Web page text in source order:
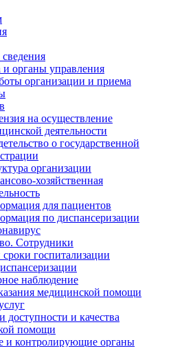
и органы управления
организации и приема
на осуществление
деятельности
о государственной
организации
хозяйственная
для пациентов
по диспансеризации
Сотрудники
госпитализации
наблюдение
медицинской помощи
доступности и качества
помощи
и контролирующие органы